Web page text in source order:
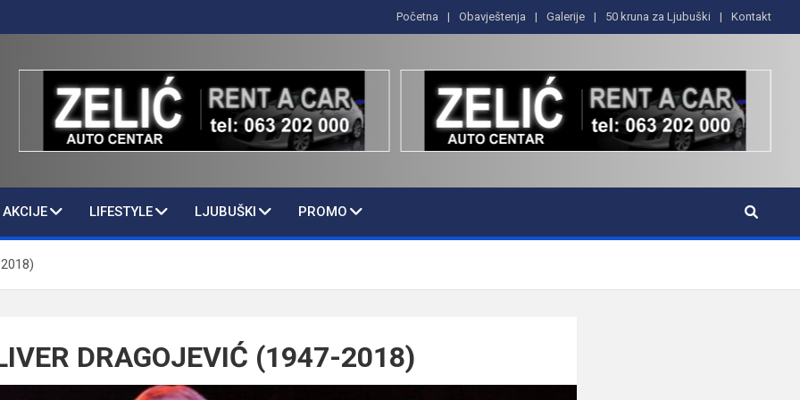
Početna Obavještenja Galerije 50 kruna za Ljubuški Kontakt
LIFESTYLE LJUBUŠKI PROMO
DRAGOJEVIĆ (1947-2018)